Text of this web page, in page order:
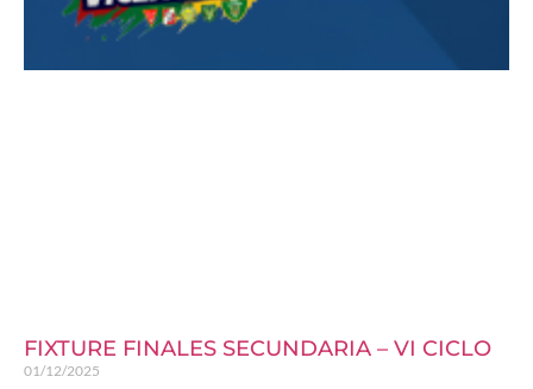
FIXTURE FINALES SECUNDARIA – VI CICLO
01/12/2025